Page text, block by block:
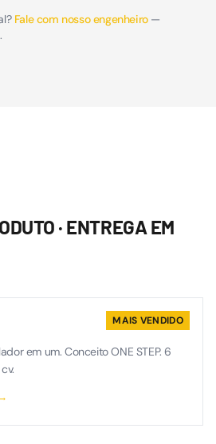
Fale com nosso engenheiro—
· ENTREGA EM
MAIS VENDIDO
em um. Conceito ONE STEP. 6